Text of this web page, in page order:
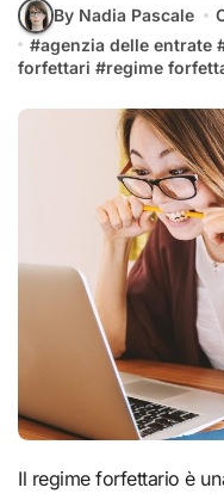
By Nadia Pascale
#agenzia delle entrate
forfettari #regime
Il regime forfettario è una particolare disciplina fiscale a